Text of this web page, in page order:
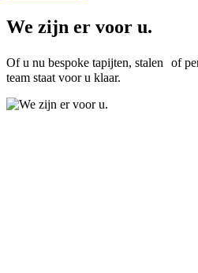
We zijn er voor u.
Of u nu bespoke tapijten, stalen of
team staat voor u klaar.